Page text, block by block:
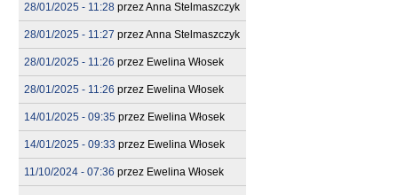
28/01/2025 - 11:28 przezAnna Stelmaszczyk
28/01/2025 - 11:27 przezAnna Stelmaszczyk
28/01/2025 - 11:26 przez Ewelina Włosek
28/01/2025 - 11:26 przez Ewelina Włosek
14/01/2025 - 09:35 przez Ewelina Włosek
14/01/2025 - 09:33 przez Ewelina Włosek
11/10/2024 - 07:36 przez Ewelina Włosek